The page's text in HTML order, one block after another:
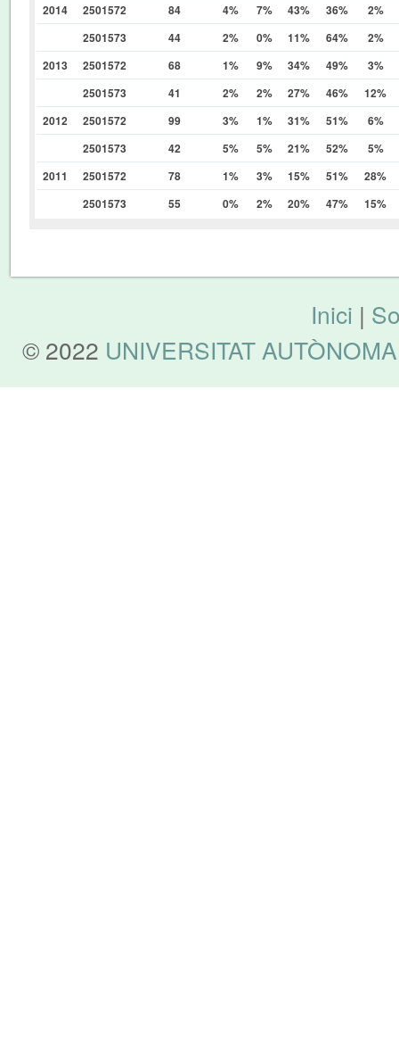
2014
2501572 84 4% 7% 43% 36%
2%
2501573
44 2% 0% 11% 64%
2%
2013
2501572 68 1% 9% 34% 49%
3%
2501573
41 2% 2% 27% 46%
12%
2012
2501572 99 3% 1% 31% 51%
6%
2501573
42 5% 5% 21% 52%
5%
2011
2501572 78 1% 3% 15% 51%
28%
2501573
55 0% 2% 20% 47% 15%
Inici |
© 2022 UNIVERSITAT